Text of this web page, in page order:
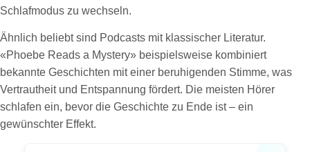
Schlafmodus zu wechseln.
Ähnlich beliebt sind Podcasts mit klassischer Literatur.
«Phoebe Reads a Mystery» beispielsweise kombiniert
bekannte Geschichten mit einer beruhigenden Stimme, was
Vertrautheit und Entspannung fördert. Die meisten Hörer
schlafen ein, bevor die Geschichte zu Ende ist – ein
gewünschter Effekt.